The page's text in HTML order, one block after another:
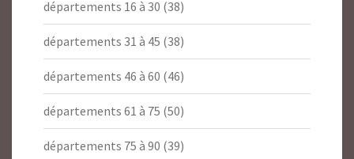
départements 16 à 30 (38)
départements 31 à 45 (38)
départements 46 à 60 (46)
départements 61 à 75 (50)
départements 75 à 90 (39)